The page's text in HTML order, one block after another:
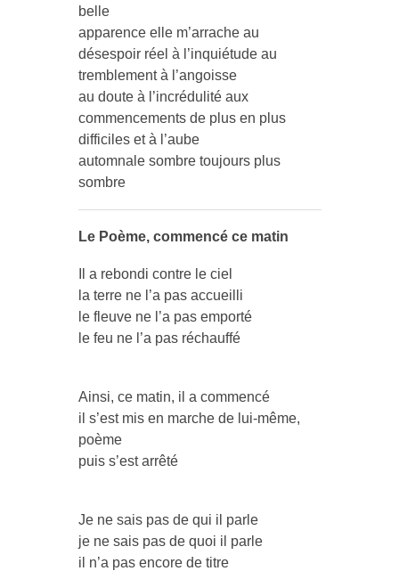
belle
apparence elle m’arrache au
désespoir réel à l’inquiétude au
tremblement à l’angoisse
au doute à l’incrédulité aux
commencements de plus en plus
difficiles et à l’aube
automnale sombre toujours plus
sombre
Le Poème, commencé ce matin
Il a rebondi contre le ciel
la terre ne l’a pas accueilli
le fleuve ne l’a pas emporté
le feu ne l’a pas réchauffé
Ainsi, ce matin, il a commencé
il s’est mis en marche de lui-même,
poème
puis s’est arrêté
Je ne sais pas de qui il parle
je ne sais pas de quoi il parle
il n’a pas encore de titre